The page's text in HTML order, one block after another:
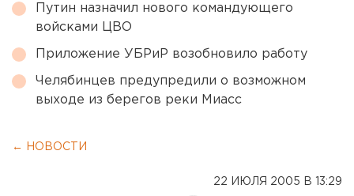
Путин назначил нового командующего
войсками ЦВО
Приложение УБРиР возобновило работу
Челябинцев предупредили о возможном
выходе из берегов реки Миасс
← НОВОСТИ
22 ИЮЛЯ 2005 В 13:29